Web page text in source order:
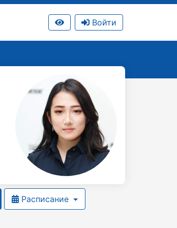
Войти
Расписание